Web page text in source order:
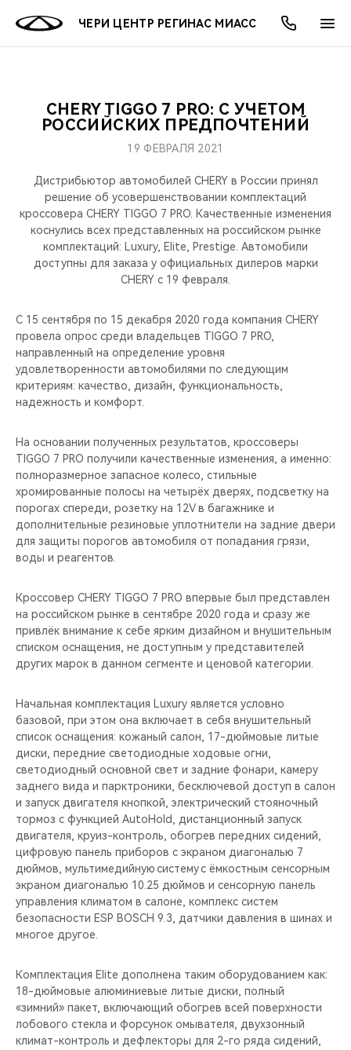
ЧЕРИ ЦЕНТР РЕГИНАС МИАСС
МОДЕЛИ
КРОССОВЕРЫ
СЕДАНЫ
ПОКУПАТЕЛЯМ
КРЕДИТ И СТРАХОВАНИЕ
ВЛАДЕЛЬЦАМ
ЗАПЧАСТИ И АКСЕССУАРЫ
ПОДДЕРЖКА
МИР CHERY
О БРЕНДЕ
CHERY В СОЦСЕТЯХ
БЛАГОТВОРИТЕЛЬНОСТЬ
CHERY REMOTE
CHERY И СПОРТ
ВИДЕООБЗОРЫ
CHERY ДЛЯ ДЕТЕЙ
АКЦИИ
ОНЛАЙН СЕРВИСЫ
КРЕДИТ
О КОМПАНИИ
МЫ В СОЦСЕТЯХ
CHERY TIGGO 7 PRO: C УЧЕТОМ
РОССИЙСКИХ ПРЕДПОЧТЕНИЙ
19 ФЕВРАЛЯ 2021
Дистрибьютор автомобилей CHERY в России принял
решение об усовершенствовании комплектаций
кроссовера CHERY TIGGO 7 PRO. Качественные изменения
коснулись всех представленных на российском рынке
комплектаций: Luxury, Elite, Prestige. Автомобили
доступны для заказа у официальных дилеров марки
CHERY c 19 февраля.
С 15 сентября по 15 декабря 2020 года компания CHERY
провела опрос среди владельцев TIGGO 7 PRO,
направленный на определение уровня
удовлетворенности автомобилями по следующим
критериям: качество, дизайн, функциональность,
надежность и комфорт.
На основании полученных результатов, кроссоверы
TIGGO 7 PRO получили качественные изменения, а именно:
полноразмерное запасное колесо, стильные
хромированные полосы на четырёх дверях, подсветку на
порогах спереди, розетку на 12V в багажнике и
дополнительные резиновые уплотнители на задние двери
для защиты порогов автомобиля от попадания грязи,
воды и реагентов.
Кроссовер CHERY TIGGO 7 PRO впервые был представлен
на российском рынке в сентябре 2020 года и сразу же
привлёк внимание к себе ярким дизайном и внушительным
списком оснащения, не доступным у представителей
других марок в данном сегменте и ценовой категории.
Начальная комплектация Luxury является условно
базовой, при этом она включает в себя внушительный
список оснащения: кожаный салон, 17-дюймовые литые
диски, передние светодиодные ходовые огни,
светодиодный основной свет и задние фонари, камеру
заднего вида и парктроники, бесключевой доступ в салон
и запуск двигателя кнопкой, электрический стояночный
тормоз с функцией AutoHold, дистанционный запуск
двигателя, круиз-контроль, обогрев передних сидений,
цифровую панель приборов с экраном диагональю 7
дюймов, мультимедийную систему с ёмкостным сенсорным
экраном диагональю 10.25 дюймов и сенсорную панель
управления климатом в салоне, комплекс систем
безопасности ESP BOSCH 9.3, датчики давления в шинах и
многое другое.
Комплектация Elite дополнена таким оборудованием как:
18-дюймовые алюминиевые литые диски, полный
«зимний» пакет, включающий обогрев всей поверхности
лобового стекла и форсунок омывателя, двухзонный
климат-контроль и дефлекторы для 2-го ряда сидений,